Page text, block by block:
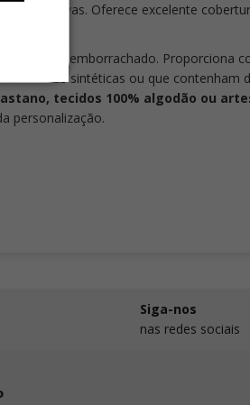
curvas. Oferece excelente
emborrachado. Proporciona
fibras sintéticas ou que contenham
tecidos 100% algodão ou
personalização.
Siga-nos
nas redes sociais